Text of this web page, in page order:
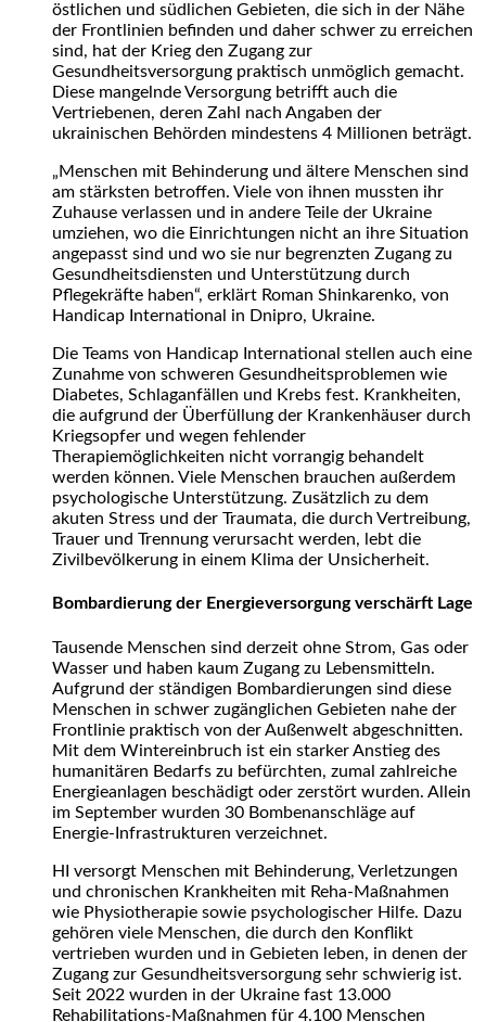
östlichen und südlichen Gebieten, die sich in der Nähe
der Frontlinien befinden und daher schwer zu erreichen
sind, hat der Krieg den Zugang zur
Gesundheitsversorgung praktisch unmöglich gemacht.
Diese mangelnde Versorgung betrifft auch die
Vertriebenen, deren Zahl nach Angaben der
ukrainischen Behörden mindestens 4 Millionen beträgt.
„Menschen mit Behinderung und ältere Menschen sind
am stärksten betroffen. Viele von ihnen mussten ihr
Zuhause verlassen und in andere Teile der Ukraine
umziehen, wo die Einrichtungen nicht an ihre Situation
angepasst sind und wo sie nur begrenzten Zugang zu
Gesundheitsdiensten und Unterstützung durch
Pflegekräfte haben“, erklärt Roman Shinkarenko, von
Handicap International in Dnipro, Ukraine.
Die Teams von Handicap International stellen auch eine
Zunahme von schweren Gesundheitsproblemen wie
Diabetes, Schlaganfällen und Krebs fest. Krankheiten,
die aufgrund der Überfüllung der Krankenhäuser durch
Kriegsopfer und wegen fehlender
Therapiemöglichkeiten nicht vorrangig behandelt
werden können. Viele Menschen brauchen außerdem
psychologische Unterstützung. Zusätzlich zu dem
akuten Stress und der Traumata, die durch Vertreibung,
Trauer und Trennung verursacht werden, lebt die
Zivilbevölkerung in einem Klima der Unsicherheit.
Bombardierung der Energieversorgung verschärft Lage
Tausende Menschen sind derzeit ohne Strom, Gas oder
Wasser und haben kaum Zugang zu Lebensmitteln.
Aufgrund der ständigen Bombardierungen sind diese
Menschen in schwer zugänglichen Gebieten nahe der
Frontlinie praktisch von der Außenwelt abgeschnitten.
Mit dem Wintereinbruch ist ein starker Anstieg des
humanitären Bedarfs zu befürchten, zumal zahlreiche
Energieanlagen beschädigt oder zerstört wurden. Allein
im September wurden 30 Bombenanschläge auf
Energie-Infrastrukturen verzeichnet.
HI versorgt Menschen mit Behinderung, Verletzungen
und chronischen Krankheiten mit Reha-Maßnahmen
wie Physiotherapie sowie psychologischer Hilfe. Dazu
gehören viele Menschen, die durch den Konflikt
vertrieben wurden und in Gebieten leben, in denen der
Zugang zur Gesundheitsversorgung sehr schwierig ist.
Seit 2022 wurden in der Ukraine fast 13.000
Rehabilitations-Maßnahmen für 4.100 Menschen